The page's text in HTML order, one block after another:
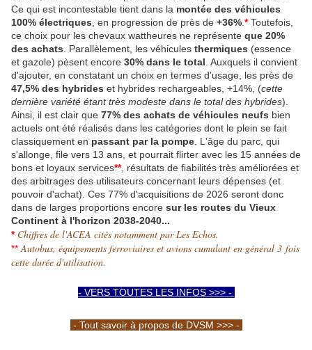
Ce qui est incontestable tient dans la montée des véhicules
100% électriques , en progression de près de +36% *Toutefois,
ce choix pour les chevaux wattheures ne représente que 20%
des achats . Parallèlement, les véhicules thermiques (essence
et gazole) pèsent encore 30% dans le total . Auxquels il convient
d'ajouter, en constatant un choix en termes d'usage, les près de
47,5% des hybrides et hybrides rechargeables, +14%, (cette
dernière variété étant très modeste dans le total des hybrides).
Ainsi, il est clair que 77% des achats de véhicules neufs bien
actuels ont été réalisés dans les catégories dont le plein se fait
classiquement en passant par la pompe . L'âge du parc, qui
s'allonge, file vers 13 ans, et pourrait flirter avec les 15 années de
bons et loyaux services**, résultats de fiabilités très améliorées et
des arbitrages des utilisateurs concernant leurs dépenses (et
pouvoir d'achat). Ces 77% d'acquisitions de 2026 seront donc
dans de larges proportions encore sur les routes du Vieux
Continent à l'horizon 2038-2040...
* Chiffres de l'ACEA cités notamment par Les Echos.
** Autobus, équipements ferroviaires et avions cumulant en général 3 fois
cette durée d'utilisation.
- VERS TOUTES LES INFOS >>> -
- Tout savoir à propos de DVSM >>> -